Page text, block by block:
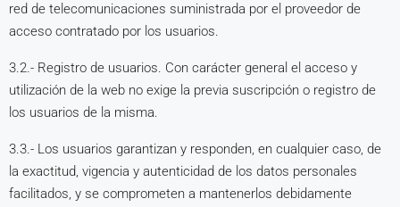
red de telecomunicaciones suministrada por el proveedor de
acceso contratado por los usuarios.
3.2.- Registro de usuarios. Con carácter general el acceso y
utilización de la web no exige la previa suscripción o registro de
los usuarios de la misma.
3.3.- Los usuarios garantizan y responden, en cualquier caso, de
la exactitud, vigencia y autenticidad de los datos personales
facilitados, y se comprometen a mantenerlos debidamente